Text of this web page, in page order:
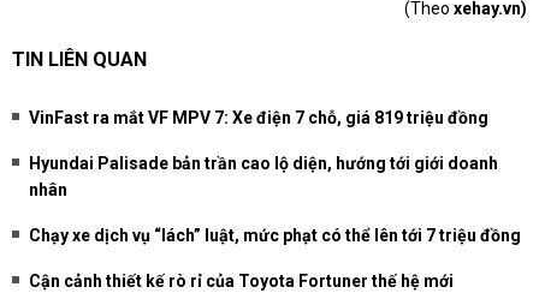
(Theo xehay.vn)
TIN LIÊN QUAN
VinFast ra mắt VF MPV 7: Xe điện 7 chỗ, giá 819 triệu đồng
Hyundai Palisade bản trần cao lộ diện, hướng tới giới doanh
nhân
Chạy xe dịch vụ “lách” luật, mức phạt có thể lên tới 7 triệu đồng
Cận cảnh thiết kế rò rỉ của Toyota Fortuner thế hệ mới